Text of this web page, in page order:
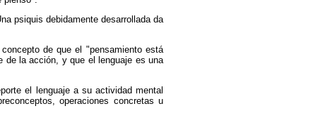
psiquis debidamente desarrollada da
de que el "pensamiento está
de la acción, y que el lenguaje es una
el lenguaje a su actividad mental
operaciones concretas u